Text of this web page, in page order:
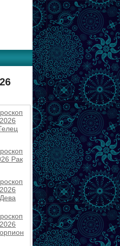
2026
Рак
2026
Дева
2026